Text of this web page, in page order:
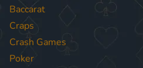
Baccarat
Craps
Crash Games
Poker